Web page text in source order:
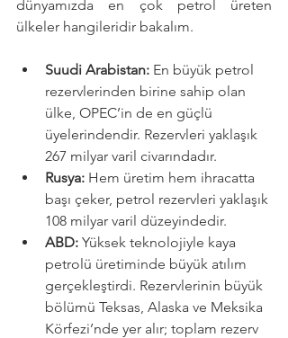
dünyamızda en çok petrol üreten
ülkeler hangileridir bakalım.
Suudi Arabistan: En büyük petrol
rezervlerinden birine sahip olan
ülke, OPEC’in de en güçlü
üyelerindendir. Rezervleri yaklaşık
267 milyar varil civarındadır.
Rusya: Hem üretim hem ihracatta
başı çeker, petrol rezervleri yaklaşık
108 milyar varil düzeyindedir.
ABD: Yüksek teknolojiyle kaya
petrolü üretiminde büyük atılım
gerçekleştirdi. Rezervlerinin büyük
bölümü Teksas, Alaska ve Meksika
Körfezi’nde yer alır; toplam rezerv